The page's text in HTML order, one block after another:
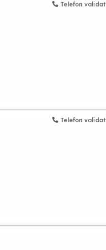
Telefon validat
Telefon validat